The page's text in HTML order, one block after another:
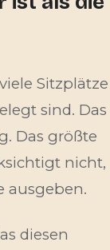
sind. Das
Das größte
nicht,
ausgeben.
diesen